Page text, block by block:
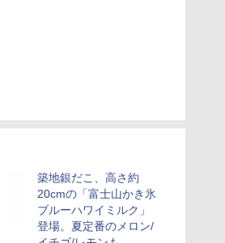
築地銀だこ、高さ約
20cmの「富士山かき氷
ブルーハワイミルク」
登場。夏定番のメロン/